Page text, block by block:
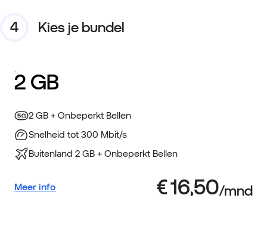
Kies je bundel
2 GB
2 GB + Onbeperkt Bellen
Snelheid tot 300 Mbit/s
Buitenland 2 GB + Onbeperkt Bellen
Meer info